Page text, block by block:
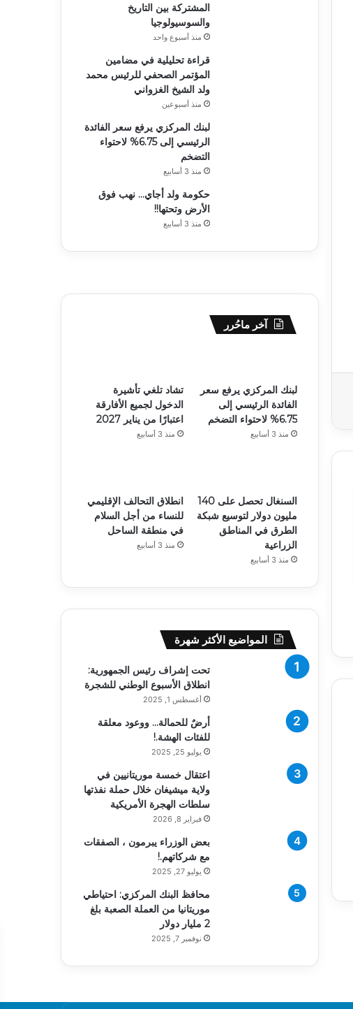
المشتركة بين التاريخ
والسوسيولوجيا
منذ أسبوع واحد
قراءة تحليلية في مضامين
المؤتمر الصحفي للرئيس محمد
ولد الشيخ الغزواني
منذ أسبوعين
لبنك المركزي يرفع سعر الفائدة
الرئيسي إلى 6.75% لاحتواء
التضخم
منذ 3 أسابيع
حكومة ولد أجاي… نهب فوق
الأرض وتحتها!!
منذ 3 أسابيع
آخر ماحُرر
لبنك المركزي يرفع سعر
الفائدة الرئيسي إلى
6.75% لاحتواء التضخم
منذ 3 أسابيع
تشاد تلغي تأشيرة
الدخول لجميع الأفارقة
اعتبارًا من يناير 2027
منذ 3 أسابيع
السنغال تحصل على 140
مليون دولار لتوسيع شبكة
الطرق في المناطق
الزراعية
منذ 3 أسابيع
انطلاق التحالف الإقليمي
للنساء من أجل السلام
في منطقة الساحل
منذ 3 أسابيع
المواضيع الأكثر شهرة
تحت إشراف رئيس الجمهورية:
انطلاق الأسبوع الوطني للشجرة
أغسطس 1, 2025
أرضٌ للحمالة… ووعود معلقة
للفئات الهشة.!
يوليو 25, 2025
اعتقال خمسة موريتانيين في
ولاية ميشيغان خلال حملة نفذتها
سلطات الهجرة الأمريكية
فبراير 8, 2026
بعض الوزراء يبرمون ، الصفقات
مع شركاتهم.!
يوليو 27, 2025
محافظ البنك المركزي: احتياطي
موريتانيا من العملة الصعبة بلغ
2 مليار دولار
نوفمبر 7, 2025